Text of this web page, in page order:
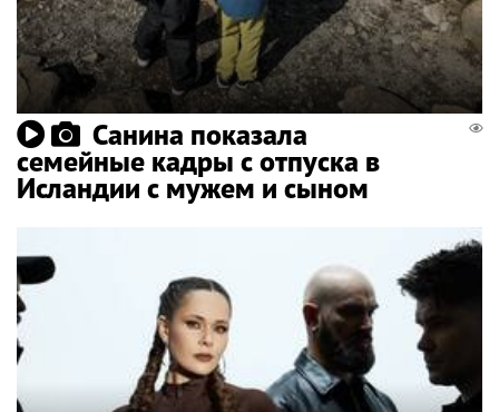
Санина показала
семейные кадры с отпуска в
Исландии с мужем и сыном